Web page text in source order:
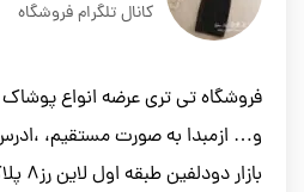
کانال تلگرام فروشگاه
فروشگاه تی تری عرضه انواع پوشاك
و… ازمبدا به صورت مستقيم،
بازار دودلفین طبقه اول لاین رز۸ پلاک ۲۲۵۵ @t3shop